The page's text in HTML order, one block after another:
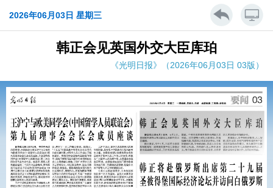
2026年06月03日 星期三
韩正会见英国外交大臣库珀
《光明日报》（2026年06月03日 03版）